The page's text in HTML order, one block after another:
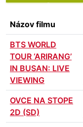
Názov filmu
BTS WORLD
TOUR ‘ARIRANG’
IN BUSAN: LIVE
VIEWING
OVCE NA STOPE
2D (SD)